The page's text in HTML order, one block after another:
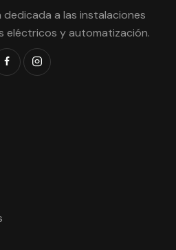
dedicada a las instalaciones
eléctricos y automatización.